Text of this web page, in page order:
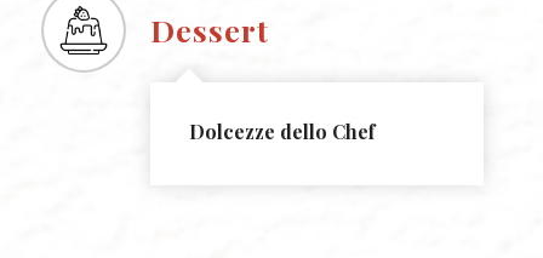
Dessert
Dolcezze dello Chef